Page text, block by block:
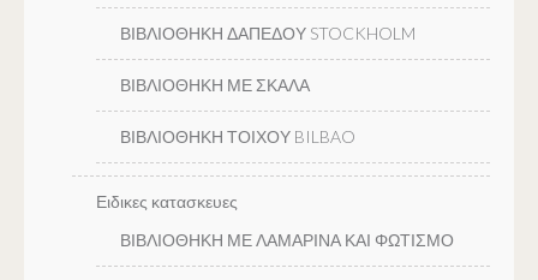
ΒΙΒΛΙΟΘΗΚΗ ΔΑΠΕΔΟΥ STOCKHOLM
ΒΙΒΛΙΟΘΗΚΗ ΜΕ ΣΚΑΛΑ
ΒΙΒΛΙΟΘΗΚΗ ΤΟΙΧΟΥ BILBAO
Ειδικες κατασκευες
ΒΙΒΛΙΟΘΗΚΗ ΜΕ ΛΑΜΑΡΙΝΑ ΚΑΙ ΦΩΤΙΣΜΟ